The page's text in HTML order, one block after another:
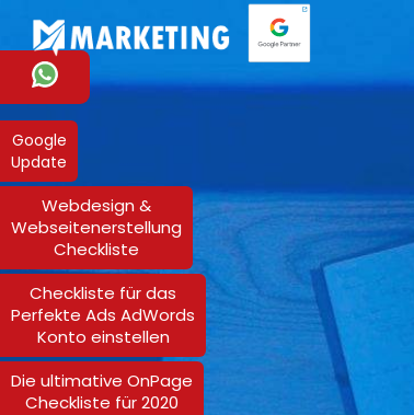
Google
Update
Webdesign &
Webseitenerstellung
Checkliste
Checkliste für das
Perfekte Ads AdWords
Konto einstellen
Die ultimative OnPage
Checkliste für 2020